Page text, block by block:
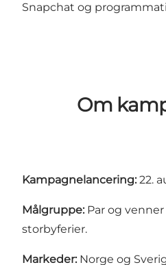
Snapchat og
Om
Kampagnelancering: 22.
Målgruppe: Par og
storbyferier.
Markeder: Norge og